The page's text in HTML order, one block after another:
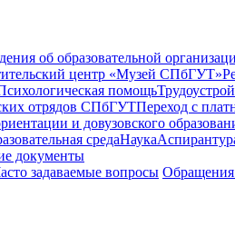
об образовательной
центр «Музей СПбГУТ»
помощь
отрядов СПбГУТПереход с
и довузовского
средаНаука
документы
задаваемые вопросы Обращения